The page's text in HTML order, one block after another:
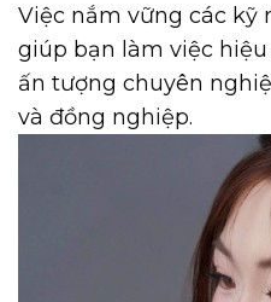
Việc nắm vững các kỹ
giúp bạn làm việc
ấn tượng chuyên
và đồng nghiệp.